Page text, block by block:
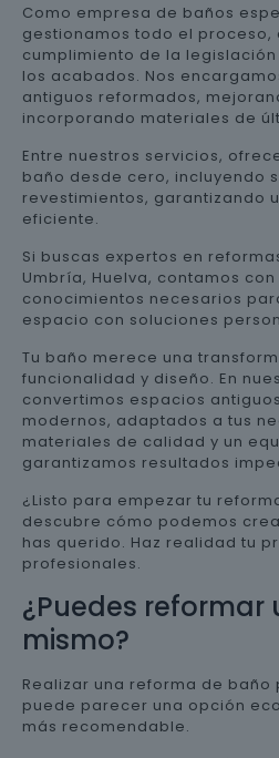
Como empresa de baños
gestionamos todo el proceso,
cumplimiento de la
los acabados. Nos
antiguos reformados,
incorporando materiales de
Entre nuestros servicios,
baño desde cero, incluyendo
revestimientos, garantizando
eficiente.
Si buscas expertos en
Umbría, Huelva, contamos
conocimientos necesarios
espacio con soluciones
Tu baño merece una
funcionalidad y diseño. En
convertimos espacios
modernos, adaptados a tus
materiales de calidad y un
garantizamos resultados
¿Listo para empezar tu
descubre cómo podemos
has querido. Haz realidad tu
profesionales.
¿Puedes reformar
mismo?
Realizar una reforma de
puede parecer una opción
más recomendable.